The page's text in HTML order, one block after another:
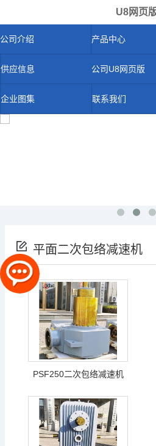
U8网页
公司介绍 产品中心
供应信息 公司U8网页版
企业图集 联系我们
平面二次包络减速机
PSF250二次包络减速机